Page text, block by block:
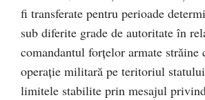
fi transferate pentru perioade
sub diferite grade de autoritate în
comandantul forțelor armate străine
operație militară pe teritoriul
limitele stabilite prin mesajul